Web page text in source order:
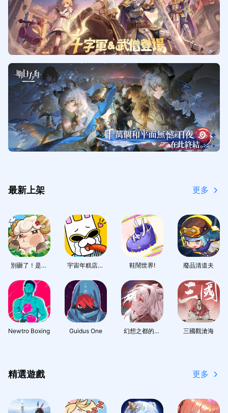
最新上架
別砸了！是精
宇宙年糕店：
鞋鬧世界! 廢品清道夫
Newtro Boxing Guidus One
幻想之都的黑
三國觀滄海
更多
精選遊戲 更多